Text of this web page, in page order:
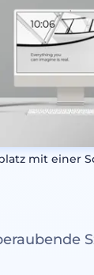
mit einer